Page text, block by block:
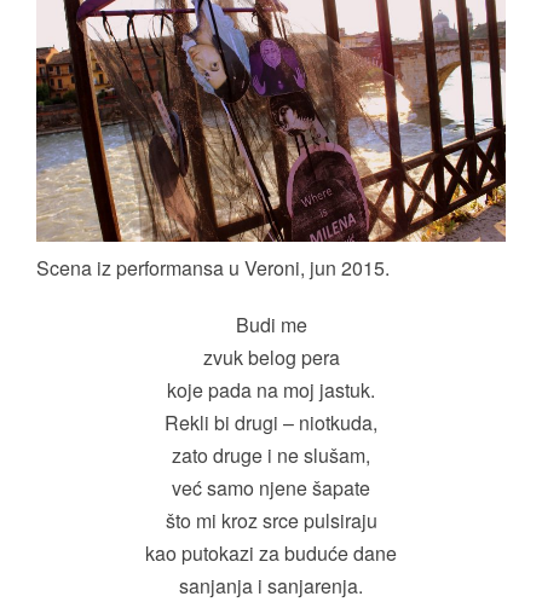
Scena iz performansa u Veroni, jun 2015.
Budi me
zvuk belog pera
koje pada na moj jastuk.
Rekli bi drugi – niotkuda,
zato druge i ne slušam,
već samo njene šapate
što mi kroz srce pulsiraju
kao putokazi za buduće dane
sanjanja i sanjarenja.